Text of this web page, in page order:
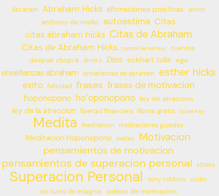
Abraham Abraham Hicks afirmaciones positivas
amor
anthony de mello
autoestima Citas
citas abraham hicks Citas de Abraham
Citas de Abraham Hicks control del estress cuentos
deepak chopra dinero Dios eckhart tolle ego
enseñanzas abraham enseñanzas de abraham esther hicks
exito felicidad frases frases de motivacion
hoponopono ho’oponopono ley de atraccion
ley de la atraccion libertad financiera libros gratis louise hay
Medita meditacion meditaciones guiadas
Meditacion Hoponopono metas Motivacion
pensamientos de motivacion
pensamientos de superacion personal stress
Superacion Personal tony robbins
ucdm
un curso de milagros
videos de motivacion